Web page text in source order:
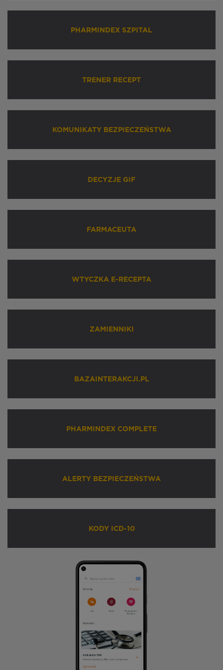
PHARMINDEX SZPITAL
TRENER RECEPT
KOMUNIKATY BEZPIECZEŃSTWA
DECYZJE GIF
FARMACEUTA
WTYCZKA E-RECEPTA
ZAMIENNIKI
BAZAINTERAKCJI.PL
PHARMINDEX COMPLETE
ALERTY BEZPIECZEŃSTWA
KODY ICD-10